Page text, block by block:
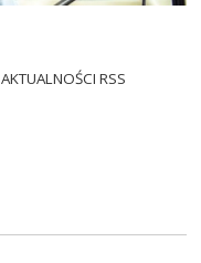
AKTUALNOŚCI RSS